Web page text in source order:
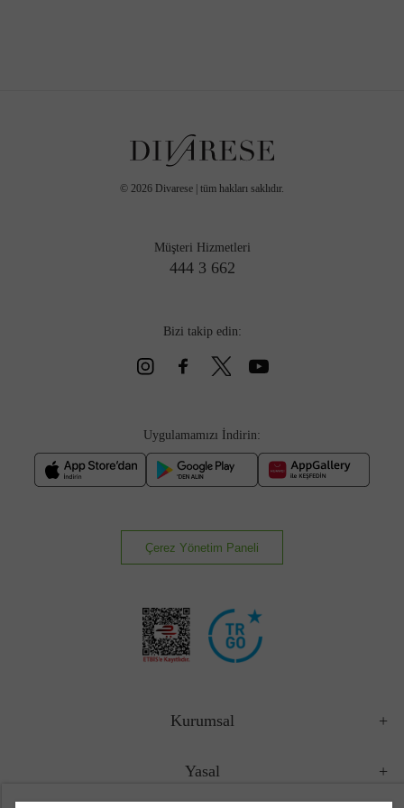
© 2026 Divarese | tüm hakları saklıdır.
Müşteri Hizmetleri
444 3 662
Bizi takip edin:
Uygulamamızı İndirin:
Çerez Yönetim Paneli
Kurumsal
Yasal